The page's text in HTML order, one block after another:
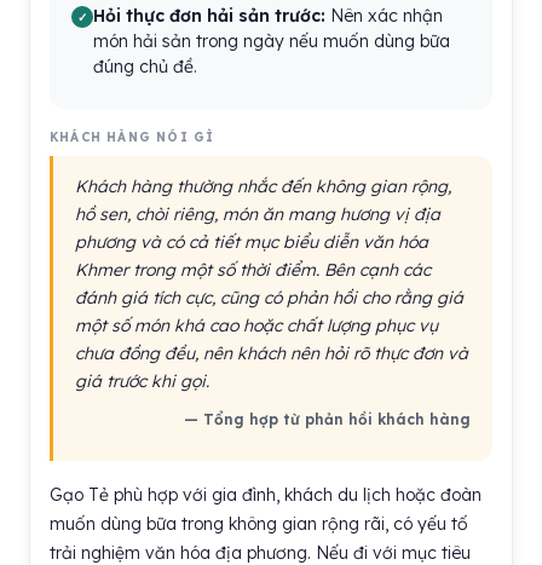
Hỏi thực đơn hải sản trước: Nên xác nhận
món hải sản trong ngày nếu muốn dùng bữa
đúng chủ đề.
KHÁCH HÀNG NÓI GÌ
Khách hàng thường nhắc đến không gian rộng,
hồ sen, chòi riêng, món ăn mang hương vị địa
phương và có cả tiết mục biểu diễn văn hóa
Khmer trong một số thời điểm. Bên cạnh các
đánh giá tích cực, cũng có phản hồi cho rằng giá
một số món khá cao hoặc chất lượng phục vụ
chưa đồng đều, nên khách nên hỏi rõ thực đơn và
giá trước khi gọi.
— Tổng hợp từ phản hồi khách hàng
Gạo Tẻ phù hợp với gia đình, khách du lịch hoặc đoàn
muốn dùng bữa trong không gian rộng rãi, có yếu tố
trải nghiệm văn hóa địa phương. Nếu đi với mục tiêu